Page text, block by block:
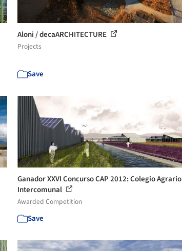
Aloni / decaARCHITECTURE
Projects
Save
Ganador XXVI Concurso CAP 2012: Colegio Agrario
Intercomunal
Awarded Competition
Save